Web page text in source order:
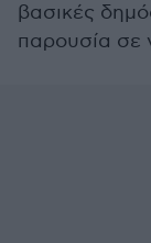
βασικές
παρουσία σε